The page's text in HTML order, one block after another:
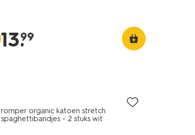
13.
99
romper organic katoen stretch
spaghettibandjes - 2 stuks wit